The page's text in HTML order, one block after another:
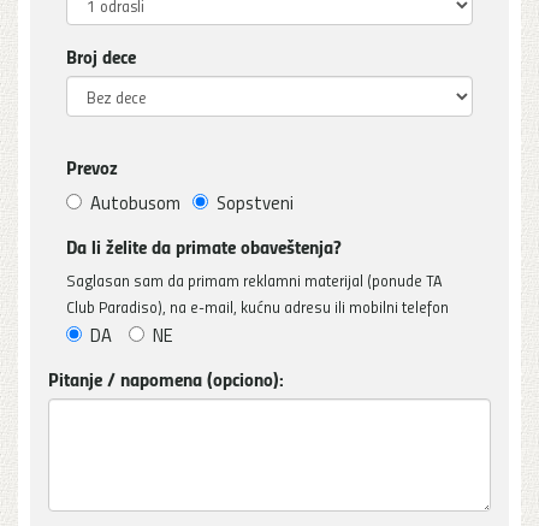
Broj dece
Prevoz
Autobusom Sopstveni
Da li želite da primate obaveštenja?
Saglasan sam da primam reklamni materijal (ponude TA
Club Paradiso), na e-mail, kućnu adresu ili mobilni telefon
DA NE
Pitanje / napomena (opciono):